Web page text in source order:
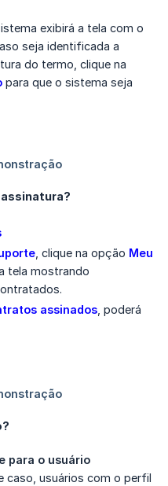
exibirá a tela com o
seja identificada a
do termo, clique na
para que o sistema seja
, clique na opção Meu
tela mostrando
assinados , poderá
para o usuário
caso, usuários com o perfil